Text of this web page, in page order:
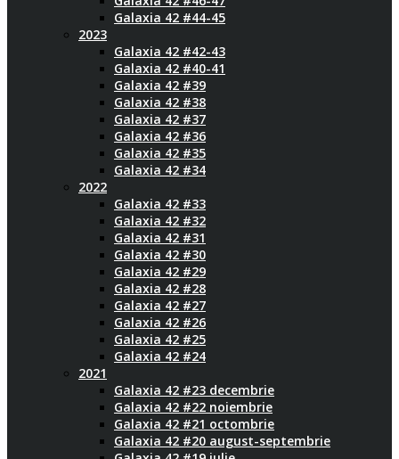
Galaxia 42 #44-45
2023
Galaxia 42 #42-43
Galaxia 42 #40-41
Galaxia 42 #39
Galaxia 42 #38
Galaxia 42 #37
Galaxia 42 #36
Galaxia 42 #35
Galaxia 42 #34
2022
Galaxia 42 #33
Galaxia 42 #32
Galaxia 42 #31
Galaxia 42 #30
Galaxia 42 #29
Galaxia 42 #28
Galaxia 42 #27
Galaxia 42 #26
Galaxia 42 #25
Galaxia 42 #24
2021
Galaxia 42 #23 decembrie
Galaxia 42 #22 noiembrie
Galaxia 42 #21 octombrie
Galaxia 42 #20 august-septembrie